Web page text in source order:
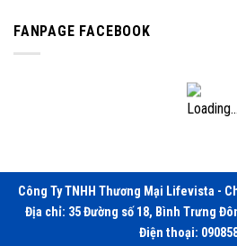
FANPAGE FACEBOOK
Công Ty TNHH Thương Mại Lifevista -
Địa chỉ: 35 Đường số 18, Bình Trưng
Điện thoại: